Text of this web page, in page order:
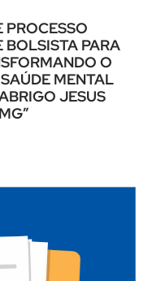
PROCESSO
BOLSISTA PARA
O
MENTAL
JESUS